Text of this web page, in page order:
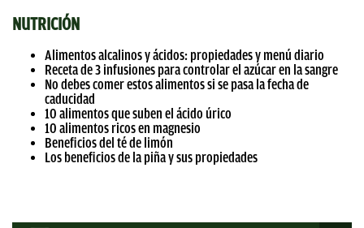
NUTRICIÓN
Alimentos alcalinos y ácidos: propiedades y menú diario
Receta de 3 infusiones para controlar el azúcar en la sangre
No debes comer estos alimentos si se pasa la fecha de
caducidad
10 alimentos que suben el ácido úrico
10 alimentos ricos en magnesio
Beneficios del té de limón
Los beneficios de la piña y sus propiedades